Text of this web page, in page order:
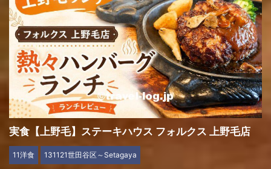
実食【上野毛】ステーキハウス フォルクス 上野毛店
11洋食 131121世田谷区～Setagaya